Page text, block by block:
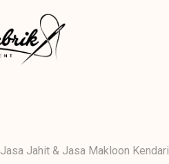
Jasa Jahit & Jasa Makloon Kendari